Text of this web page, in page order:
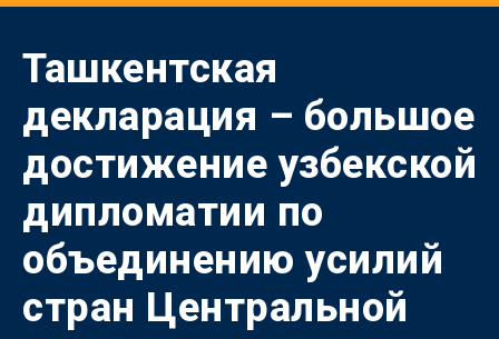
Ташкентская
декларация – большое
достижение узбекской
дипломатии по
объединению усилий
стран Центральной